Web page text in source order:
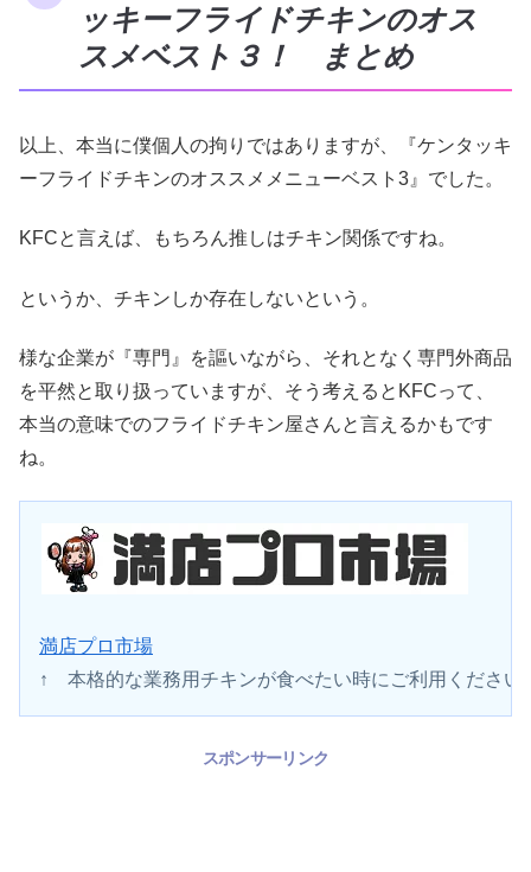
ッキーフライドチキンのオス
スメベスト３！ まとめ
以上、本当に僕個人の拘りではありますが、『ケンタッキ
ーフライドチキンのオススメメニューベスト3』でした。
KFCと言えば、もちろん推しはチキン関係ですね。
というか、チキンしか存在しないという。
様な企業が『専門』を謳いながら、それとなく専門外商品
を平然と取り扱っていますが、そう考えるとKFCって、
本当の意味でのフライドチキン屋さんと言えるかもです
ね。
満店プロ市場
↑　本格的な業務用チキンが食べたい時にご利用ください
スポンサーリンク